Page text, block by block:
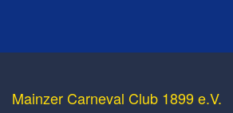
Mainzer Carneval Club 1899 e.V.